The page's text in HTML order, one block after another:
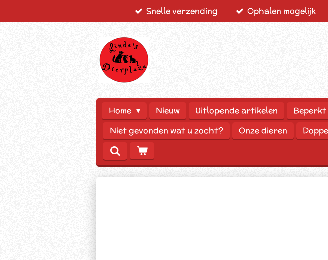
Snelle verzending Ophalen mogelijk
Home Nieuw Uitlopende artikelen
Niet gevonden wat u zocht?
Onze dieren